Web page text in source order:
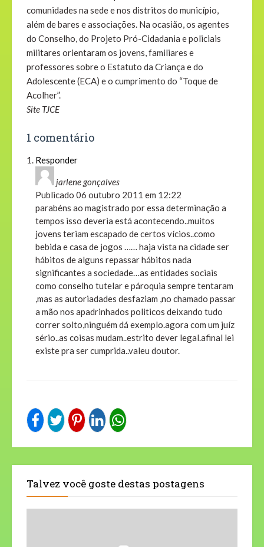
comunidades na sede e nos distritos do município,
além de bares e associações. Na ocasião, os agentes
do Conselho, do Projeto Pró-Cidadania e policiais
militares orientaram os jovens, familiares e
professores sobre o Estatuto da Criança e do
Adolescente (ECA) e o cumprimento do “Toque de
Acolher”.
Site TJCE
1 comentário
Responder
jarlene gonçalves
Publicado 06 outubro 2011 em 12:22
parabéns ao magistrado por essa determinação a
tempos isso deveria está acontecendo..muitos
jovens teriam escapado de certos vícios..como
bebida e casa de jogos …… haja vista na cidade ser
hábitos de alguns repassar hábitos nada
significantes a sociedade…as entidades sociais
como conselho tutelar e pároquia sempre tentaram
,mas as autoriadades desfaziam ,no chamado passar
a mão nos apadrinhados politicos deixando tudo
correr solto,ninguém dá exemplo.agora com um juíz
sério..as coisas mudam..estrito dever legal.afinal lei
existe pra ser cumprida..valeu doutor.
Talvez você goste destas postagens